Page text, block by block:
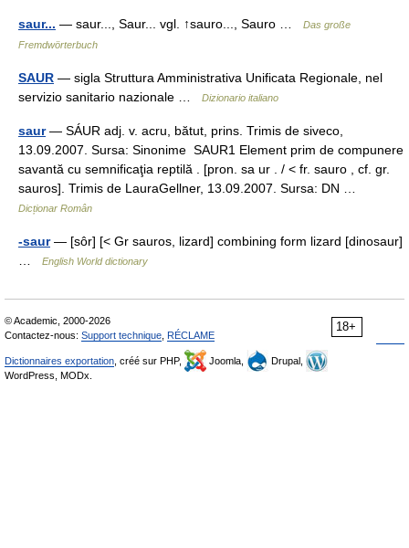
saur... — saur..., Saur... vgl. ↑sauro..., Sauro …
Das große
Fremdwörterbuch
SAUR — sigla Struttura Amministrativa Unificata Regionale, nel
servizio sanitario nazionale …
Dizionario italiano
saur— SÁUR adj. v. acru, bătut, prins. Trimis de siveco,
13.09.2007. Sursa: Sinonime SAUR1 Element prim de compunere
savantă cu semnificaţia reptilă . [pron. sa ur . / < fr. sauro , cf. gr.
sauros]. Trimis de LauraGellner, 13.09.2007. Sursa: DN …
Dicționar Român
-saur— [sôr] [< Gr sauros, lizard] combining form lizard [dinosaur]
English World dictionary
18+
© Academic, 2000-2026
Contactez-nous: Support technique RÉCLAME
Dictionnaires exportation , créé sur PHP, Joomla,
Drupal,
WordPress, MODx.